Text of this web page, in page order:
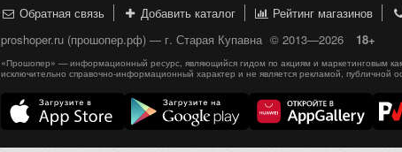
Обратная связь Добавить каталог Рейтинг магазинов
proshoper.ru (прошопер.рф) — г. Старая Купавна © 2013—2026 18+
«Прошопер» — информационный ресурс, являющийся гидом по акциям и маркетинговым
исключительно справочно-информационный характер и не является рекламой, публичной